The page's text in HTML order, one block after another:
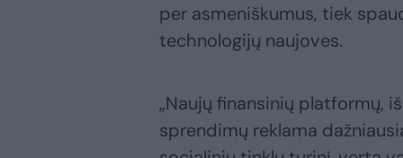
per asmeniškumus, tiek
technologijų naujoves.
„Naujų finansinių platformų,
sprendimų reklama